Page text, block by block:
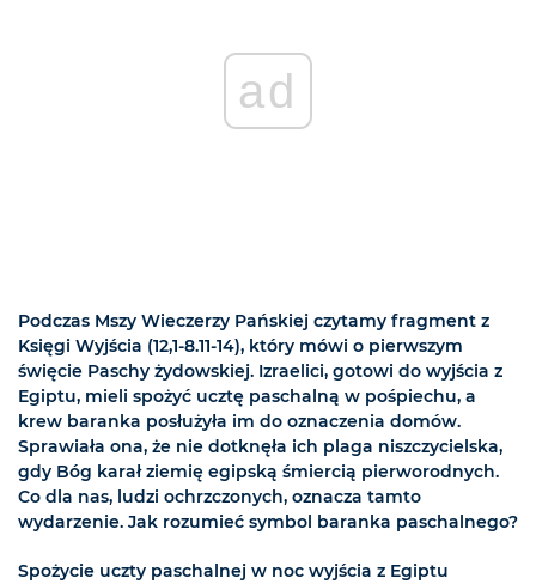
ad
Podczas Mszy Wieczerzy Pańskiej czytamy fragment z
Księgi Wyjścia (12,1-8.11-14), który mówi o pierwszym
święcie Paschy żydowskiej. Izraelici, gotowi do wyjścia z
Egiptu, mieli spożyć ucztę paschalną w pośpiechu, a
krew baranka posłużyła im do oznaczenia domów.
Sprawiała ona, że nie dotknęła ich plaga niszczycielska,
gdy Bóg karał ziemię egipską śmiercią pierworodnych.
Co dla nas, ludzi ochrzczonych, oznacza tamto
wydarzenie. Jak rozumieć symbol baranka paschalnego?
Spożycie uczty paschalnej w noc wyjścia z Egiptu